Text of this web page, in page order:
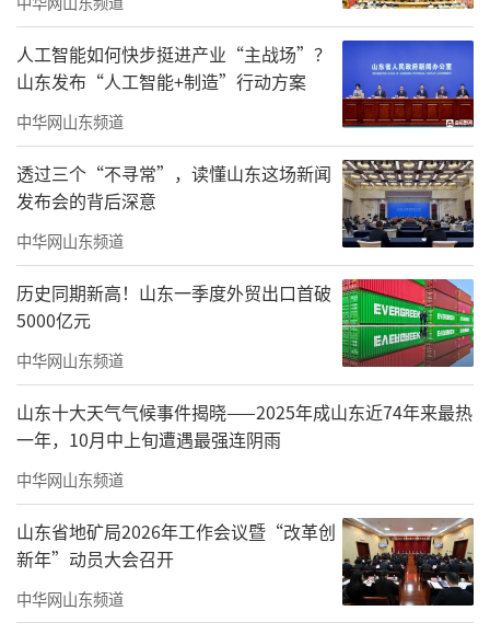
市、新余市、宜春市、吉安市、枣庄市、济宁
市、泰安市、德州市、聊城市、滨州市、菏泽
市、焦作市、许昌市、衡阳市、株洲市、柳州
市、贺州市、宜宾市、达州市、铜仁市、大理
白族自治州、拉萨市、伊犁哈萨克自治州等33
个城市和地区设立跨境电子商务综合试验区，
名称分别为中国（城市或地区名）跨境电子商
务综合试验区。
洪勇分析，本次新设的33个跨境电子商务
综合试验区所在城市外贸基础较好，地理分布
上更加重视中西部地区和边境地区。
在具体建设推进方面，《批复》提出，跨
境电子商务综合试验区建设要复制推广前六批
综合试验区成熟经验做法，发挥跨境电子商务
助力传统产业转型升级、促进产业数字化发展
的积极作用，推动外贸优化升级，加快建设贸
易强国。要坚定不移贯彻总体国家安全观，抓
人工智能如何快步挺进产业“主战场”？
山东发布“人工智能+制造”行动方案
中华网山东频道
透过三个“不寻常”，读懂山东这场新闻
发布会的背后深意
中华网山东频道
历史同期新高！山东一季度外贸出口首破
5000亿元
中华网山东频道
山东十大天气气候事件揭晓——2025年成山东近74年来最热
一年，10月中上旬遭遇最强连阴雨
中华网山东频道
山东省地矿局2026年工作会议暨“改革创
新年”动员大会召开
中华网山东频道